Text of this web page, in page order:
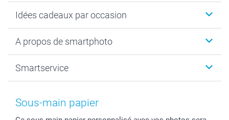
Calendrier photo & Agenda photo
Tirage photo & agrandissement
Faire-part & Cartes
Coques smartphone
Stickers & Etiquettes
Idées cadeaux par occasion
Anniversaire
Naissance & baptême
Fête des Mères
A propos de smartphoto
Plan du site
Droit de rétraction
Smartservice
Aide
Sous-main papier